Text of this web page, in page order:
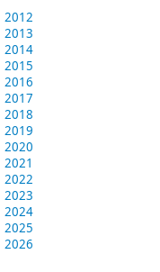
2012
2013
2014
2015
2016
2017
2018
2019
2020
2021
2022
2023
2024
2025
2026